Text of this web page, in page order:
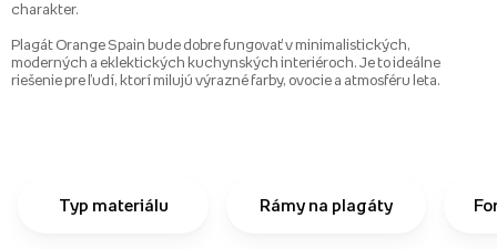
charakter.
Plagát Orange Spain bude dobre fungovať v minimalistických,
moderných a eklektických kuchynských interiéroch. Je to ideálne
riešenie pre ľudí, ktorí milujú výrazné farby, ovocie a atmosféru leta.
Typ materiálu Rámy na plagáty